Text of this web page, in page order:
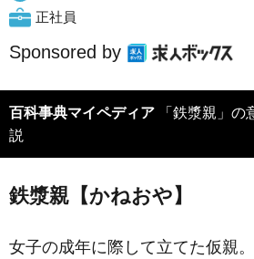
正社員
Sponsored by
百科事典マイペディア
説
鉄漿親【かねおや】
女子の成年に際して立てた仮親